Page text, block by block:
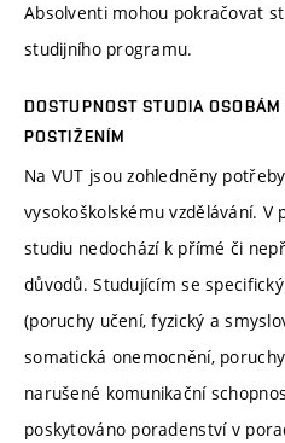
Absolventi mohou pokračovat
studijního programu.
DOSTUPNOST STUDIA OSOBÁM
POSTIŽENÍM
Na VUT jsou zohledněny
vysokoškolskému vzdělávání. V
studiu nedochází k přímé či
důvodů. Studujícím se
(poruchy učení, fyzický a
somatická onemocnění,
narušené komunikační
poskytováno poradenství v